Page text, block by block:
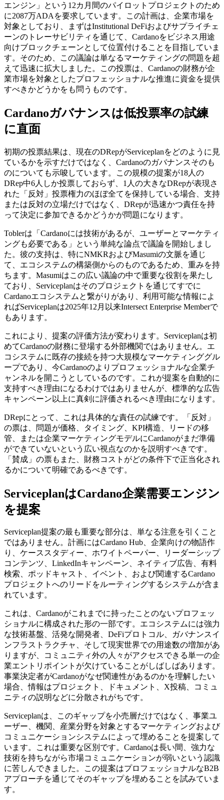
エンジン」という12カ月間のパイロットプロジェクトのため
に2087万ADAを要求しています。この計画は、企業市場を
対象としており、まずはInstitutional DeFiおよびサプライチェ
ーンのトレーサビリティを通じて、Cardanoをビジネス用途
向けブロックチェーンとして位置付けることを目指していま
す。そのため、この議論は単なるマーケティングの問題を超
えて迅速に拡大しました。この投票は、Cardanoの財務が企
業市場を対象としたプロフェッショナルな推進に資金を提供
すべきかどうかをも問うものです。
Cardanoガバナンスは低投票率の試練
に直面
初期の投票結果は、現在のDRepがServiceplanをどのように見
ているかを示すだけではなく、Cardanoのガバナンスそのも
のについても示唆しています。この規模の提案が18人の
DRep中6人しか投票しておらず、1人の大きなDRepが表現さ
れた「反対」投票権力のほぼ全てを保持している場合、支持
または反対の立場だけではなく、DRepが迅速かつ責任を持
って決定に参加できるかどうかが問題になります。
Toblerは「Cardanoには技術があるが、ユーザーとマーケティ
ングも必要である」という単純な論点で議論を開始しまし
た。彼の支持は、特にNMKRおよびMasumiの文脈を通じ
て、エコシステムの構築側からのものであるため、重みを持
ちます。Masumiはこの広い議論の中で重要な役割を果たし
ており、Serviceplanはそのプロジェクトを通じてすでに
Cardanoエコシステムと繋がりがあり、利用可能な情報によ
ればServiceplanは2025年12月以来Intersect Enterprise Memberで
もあります。
これにより、提案の評価方法が変わります。Serviceplanは初
めてCardanoの財務に登場する外部機関ではありません。エ
コシステムに既存の接続を持つ大規模なマーケティンググル
ープであり、今Cardanoのよりプロフェッショナルな企業チ
ャンネルを開こうとしているのです。これが提案を自動的に
支持すべき理由になるわけではありませんが、標準的な広告
キャンペーン以上に真剣に評価されるべき理由になります。
DRepにとって、これは具体的な責任の試練です。「反対」
の票は、問題が価格、タイミング、KPI構造、リードの移
管、または企業マーケティングモデルにCardanoがまだ準備
ができていないという広い視点なのかを説明すべきです。
「賛成」の票もまた、財務コストがどの条件下で正当化され
るかについて明確であるべきです。
ServiceplanはCardano企業需要エンジン
を提案
Serviceplan提案の最も重要な部分は、単なる注意を引くこと
ではありません。計画にはCardano Hub、企業向けの物語作
り、ケーススタディー、ホワイトペーパー、リーダーシップ
コンテンツ、LinkedInキャンペーン、ネイティブ広告、有料
検索、ポッドキャスト、イベント、および関連するCardano
プロジェクトへのリードをルーティングするシステムが含ま
れています。
これは、Cardanoがこれまでに持ったことのないプロフェッ
ショナルに構成された形の一部です。エコシステムには強力
な技術基盤、活発な開発者、DeFiプロトコル、ガバナンスイ
ンフラストラクチャ、そして現実世界での用途数の増加があ
りますが、コミュニティ外の人々がアクセスできる単一の企
業エントリポイントが欠けていることがしばしばあります。
事業決定者がCardanoがなぜ関連性があるのかを理解したい
場合、情報はプロジェクト、ドキュメント、X投稿、コミュ
ニティの説明などに分散されがちです。
Serviceplanは、このギャップを小売層だけではなく、事業ユ
ーザー、機関、産業分野を対象とするマーケティングおよび
コミュニケーションシステムによって埋めることを提案して
います。これは重要な区別です。Cardanoは長い間、強力な
技術を持ちながら市場コミュニケーションが弱いという認識
に苦しんできました。この提案はプロフェッショナルなB2B
アプローチを通じてそのギャップを埋めることを試みていま
す。